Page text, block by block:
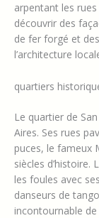
arpentant les
découvrir des
de fer forgé et
l’architecture
quartiers
Le quartier de
Aires. Ses rues
puces, le fameux
siècles d’histoire.
les foules avec
danseurs de
incontournable de